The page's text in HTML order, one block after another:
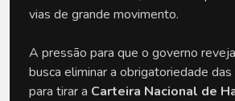
vias de grande movimento.
A pressão para que o governo
busca eliminar a obrigatoriedade
para tirar a Carteira Nacional de